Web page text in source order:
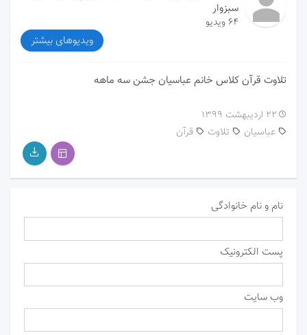
سبزوار
64 ویدیو
ویدیوهای بیشتر
تلاوت قرآن کلاس خانم عباسیان جشن سه ماهه
۲۲ اردیبهشت ۱۳۹۹
تلاوت
عباسیان قرآن
نام و نام خانوادگی
پست الکترونیک
وب سایت